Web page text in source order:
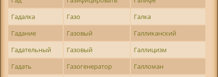
Гадалка
Газо
Галка
Гадание
Газовый
Галликанский
Гадательный
Газовый
Галлицизм
Гадать
Газогенератор
Галломан